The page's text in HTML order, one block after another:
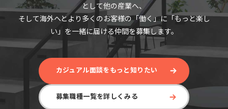
として他の産業へ、
そして海外へとより多くのお客様の「働く」に「もっと楽し
い」を一緒に届ける仲間を募集します。
カジュアル面談をもっと知りたい
募集職種一覧を詳しくみる